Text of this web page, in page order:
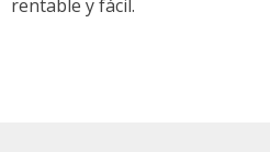
rentable y fácil.